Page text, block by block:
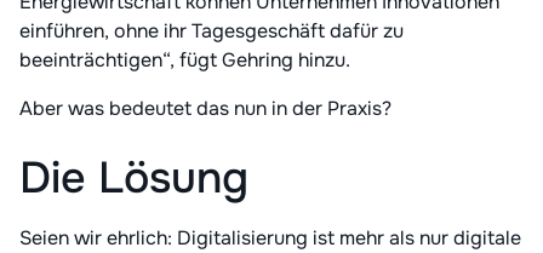
einführen, ohne ihr Tagesgeschäft dafür zu
beeinträchtigen“, fügt Gehring hinzu.
Aber was bedeutet das nun in der Praxis?
Die Lösung
Seien wir ehrlich: Digitalisierung ist mehr als nur digitale